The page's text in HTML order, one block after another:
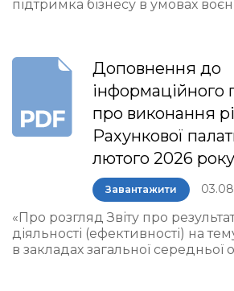
підтримка бізнесу в умовах
Доповнення до
інформаційного
про виконання
Рахункової
лютого 2026
Завантажити
«Про розгляд Звіту про
діяльності (ефективності) на
в закладах загальної середньої